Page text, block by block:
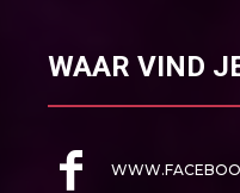
WAAR VIND